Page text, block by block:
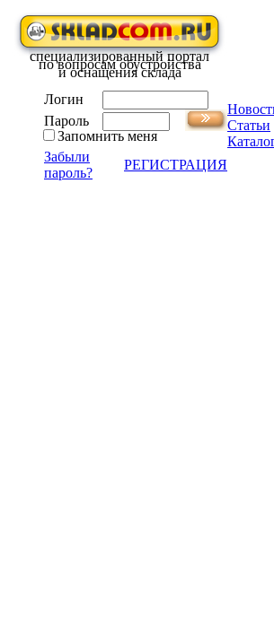
специализированный портал
по вопросам обустройства
и оснащения склада
Логин
Пароль
Запомнить меня
Забыли
пароль?
РЕГИСТРАЦИЯ
Статьи